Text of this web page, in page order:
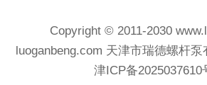
Copyright © 2011-2030
luoganbeng.com 天津市瑞德螺杆
津ICP备2025037610